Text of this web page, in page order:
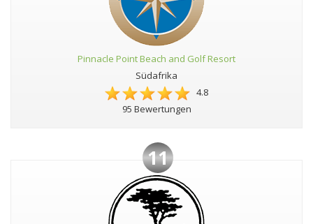
Pinnacle Point Beach and Golf Resort
Südafrika
4.8
95 Bewertungen
11